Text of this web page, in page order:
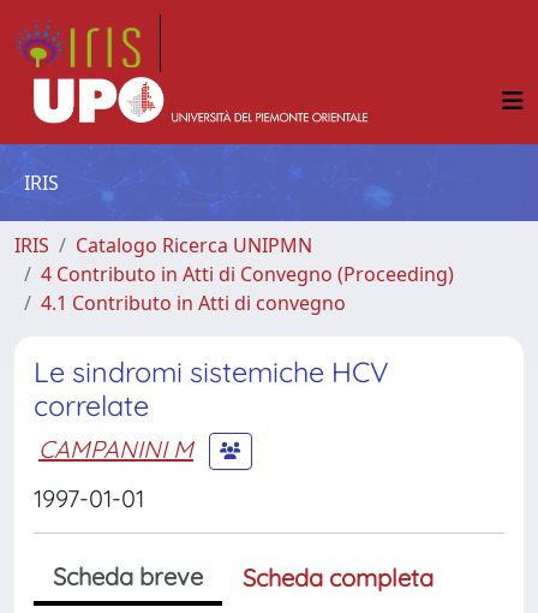
IRIS
IRIS
Catalogo Ricerca UNIPMN
4 Contributo in Atti di Convegno (Proceeding)
4.1 Contributo in Atti di convegno
Le sindromi sistemiche HCV
correlate
CAMPANINI M
1997-01-01
Scheda breve
Scheda completa